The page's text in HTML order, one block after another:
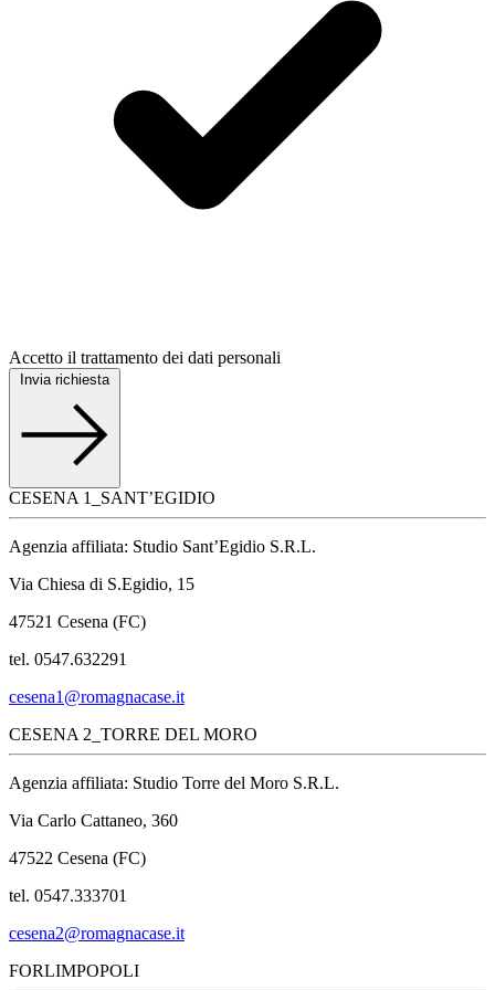
Accetto il trattamento dei dati personali
Invia richiesta
CESENA 1_SANT’EGIDIO
Agenzia affiliata: Studio Sant’Egidio S.R.L.
Via Chiesa di S.Egidio, 15
47521 Cesena (FC)
tel. 0547.632291
cesena1@romagnacase.it
CESENA 2_TORRE DEL MORO
Agenzia affiliata: Studio Torre del Moro S.R.L.
Via Carlo Cattaneo, 360
47522 Cesena (FC)
tel. 0547.333701
cesena2@romagnacase.it
FORLIMPOPOLI